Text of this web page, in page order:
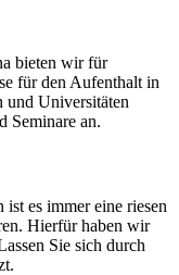
bieten wir für
für den Aufenthalt in
und Universitäten
Seminare an.
es immer eine riesen
Hierfür haben wir
Sie sich durch